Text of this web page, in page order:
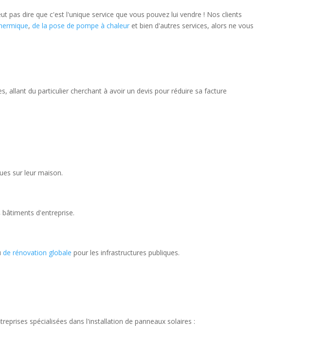
pas dire que c'est l'unique service que vous pouvez lui vendre ! Nos clients
,de la pose de pompe à chaleur et bien d'autres services, alors ne vous
allant du particulier cherchant à avoir un devis pour réduire sa facture
sur leur maison.
d'entreprise.
de rénovation globale pour les infrastructures publiques.
spécialisées dans l'installation de panneaux solaires :